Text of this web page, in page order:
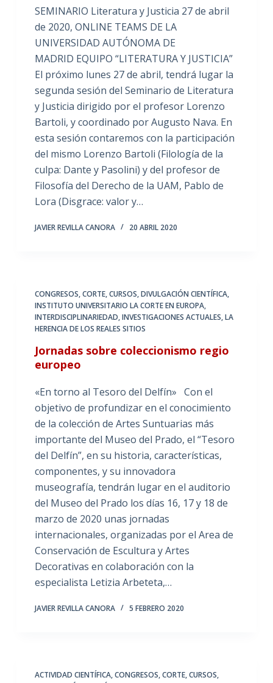
SEMINARIO Literatura y Justicia 27 de abril
de 2020, ONLINE TEAMS DE LA
UNIVERSIDAD AUTÓNOMA DE
MADRID EQUIPO “LITERATURA Y JUSTICIA”
El próximo lunes 27 de abril, tendrá lugar la
segunda sesión del Seminario de Literatura
y Justicia dirigido por el profesor Lorenzo
Bartoli, y coordinado por Augusto Nava. En
esta sesión contaremos con la participación
del mismo Lorenzo Bartoli (Filología de la
culpa: Dante y Pasolini) y del profesor de
Filosofía del Derecho de la UAM, Pablo de
Lora (Disgrace: valor y…
JAVIER REVILLA CANORA 20 ABRIL 2020
CONGRESOS,CORTE,CURSOS,DIVULGACIÓN CIENTÍFICA,
INSTITUTO UNIVERSITARIO LA CORTE EN EUROPA,
INTERDISCIPLINARIEDAD,INVESTIGACIONES ACTUALES,LA
HERENCIA DE LOS REALES SITIOS
Jornadas sobre coleccionismo regio
europeo
«En torno al Tesoro del Delfín» Con el
objetivo de profundizar en el conocimiento
de la colección de Artes Suntuarias más
importante del Museo del Prado, el “Tesoro
del Delfín”, en su historia, características,
componentes, y su innovadora
museografía, tendrán lugar en el auditorio
del Museo del Prado los días 16, 17 y 18 de
marzo de 2020 unas jornadas
internacionales, organizadas por el Area de
Conservación de Escultura y Artes
Decorativas en colaboración con la
especialista Letizia Arbeteta,…
JAVIER REVILLA CANORA 5 FEBRERO 2020
ACTIVIDAD CIENTÍFICA,CONGRESOS,CORTE,CURSOS,